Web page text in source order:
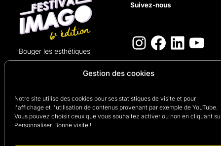
Gestion des cookies
Notre site utilise des cookies pour ses statistiques de visite et pour
l'affichage et l'utilisation de contenus provenant par exemple de YouTube.
Vous pouvez choisir ceux que vous souhaitez activer ou non en cliquant
Personnaliser. Bonne visite !
Bouger les esthétiques
Suivez-nous
Instagram
Politique de confidentialité
Plan du site
Déclaration d’accessibilité
Cookies